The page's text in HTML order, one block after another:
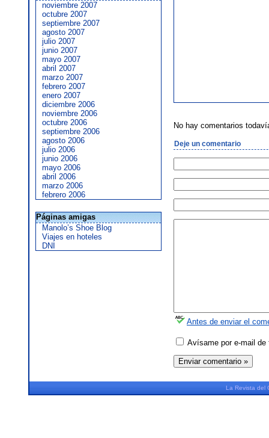
noviembre 2007
octubre 2007
septiembre 2007
agosto 2007
julio 2007
junio 2007
mayo 2007
abril 2007
marzo 2007
febrero 2007
enero 2007
diciembre 2006
noviembre 2006
octubre 2006
septiembre 2006
agosto 2006
julio 2006
junio 2006
mayo 2006
abril 2006
marzo 2006
febrero 2006
Páginas amigas
Manolo’s Shoe Blog
Viajes en hoteles
DNI
No hay comentarios
Deje un comentario
Antes de enviar el
Avísame por e-mail de
La Revista del